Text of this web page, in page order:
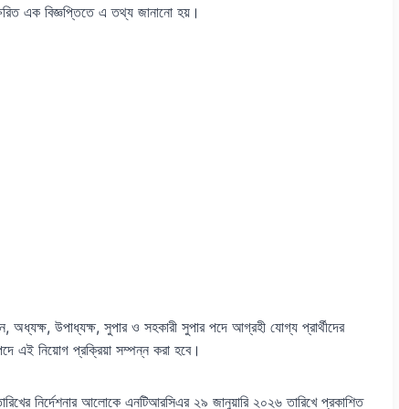
এক বিজ্ঞপ্তিতে এ তথ্য জানানো হয়।
অধ্যক্ষ, উপাধ্যক্ষ, সুপার ও সহকারী সুপার পদে আগ্রহী যোগ্য প্রার্থীদের
এই নিয়োগ প্রক্রিয়া সম্পন্ন করা হবে।
নির্দেশনার আলোকে এনটিআরসিএর ২৯ জানুয়ারি ২০২৬ তারিখে প্রকাশিত